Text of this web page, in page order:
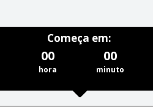
Começa em:
00
hora
00
minuto